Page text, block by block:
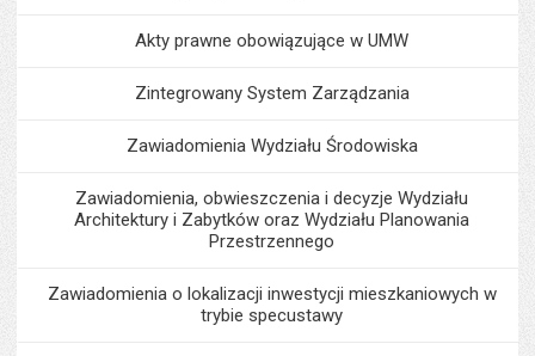
Akty prawne obowiązujące w UMW
Zintegrowany System Zarządzania
Zawiadomienia Wydziału Środowiska
Zawiadomienia, obwieszczenia i decyzje Wydziału
Architektury i Zabytków oraz Wydziału Planowania
Przestrzennego
Zawiadomienia o lokalizacji inwestycji mieszkaniowych w
trybie specustawy